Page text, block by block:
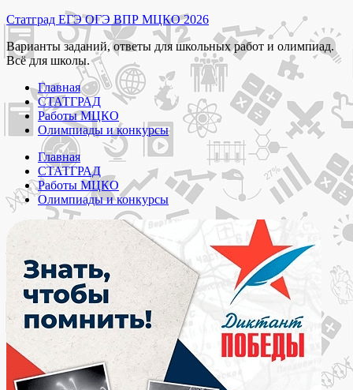
Перейти
к
содержимому
Статград ЕГЭ ОГЭ ВПР МЦКО 2026
Варианты заданий, ответы для школьных работ и олимпиад.
Всё для школы.
Главная
СТАТГРАД
Работы МЦКО
Олимпиады и конкурсы
Главная
СТАТГРАД
Работы МЦКО
Олимпиады и конкурсы